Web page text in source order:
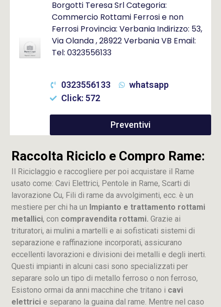
Borgotti Teresa Srl Categoria:
Commercio Rottami Ferrosi e non
Ferrosi Provincia: Verbania Indirizzo: 53,
Via Olanda , 28922 Verbania VB Email:
Tel: 0323556133
0323556133
whatsapp
Click: 572
Preventivi
Raccolta Riciclo e Compro Rame:
Il Riciclaggio e raccogliere per poi acquistare il Rame
usato come: Cavi Elettrici, Pentole in Rame, Scarti di
lavorazione Cu, Fili di rame da avvolgimenti, ecc. è un
mestiere per chi ha un Impianto e trattamento rottami
metallici, con compravendita rottami. Grazie ai
trituratori, ai mulini a martelli e ai sofisticati sistemi di
separazione e raffinazione incorporati, assicurano
eccellenti lavorazioni e divisioni dei metalli e degli inerti.
Questi impianti in alcuni casi sono specializzati per
separare solo un tipo di metallo ferroso o non ferroso,
Esistono ormai da anni macchine che tritano i cavi
elettrici e separano la guaina dal rame. Mentre nel caso